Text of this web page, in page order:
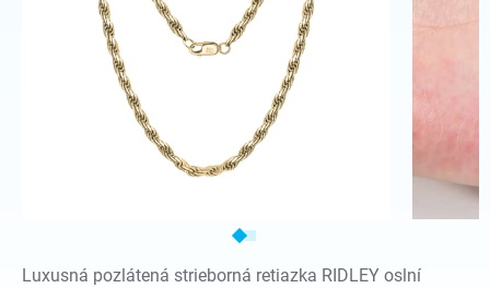
Luxusná pozlátená strieborná retiazka RIDLEY oslní